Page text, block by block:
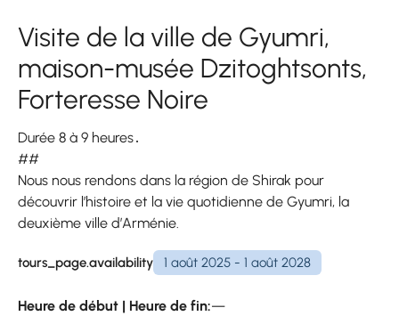
Visite de la ville de Gyumri,
maison-musée Dzitoghtsonts,
Forteresse Noire
Durée 8 à 9 heures․
##
Nous nous rendons dans la région de Shirak pour
découvrir l’histoire et la vie quotidienne de Gyumri, la
deuxième ville d’Arménie.
tours_page.availability 1 août 2025 - 1 août 2028
Heure de début | Heure de fin:—